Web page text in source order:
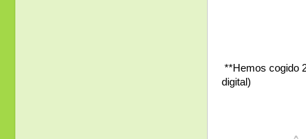
**Hemos cogido
digital)